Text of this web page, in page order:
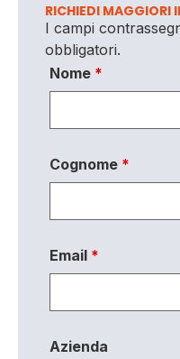
RICHIEDI MAGGIORI
I campi
obbligatori.
Nome *
Cognome *
Email *
Azienda